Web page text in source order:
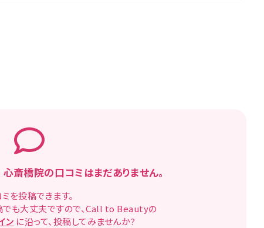
心斎橋院の口コミはまだありません。
を投稿できます。
でも大丈夫ですので、Call to Beautyの
ン に沿って、 投稿してみませんか?